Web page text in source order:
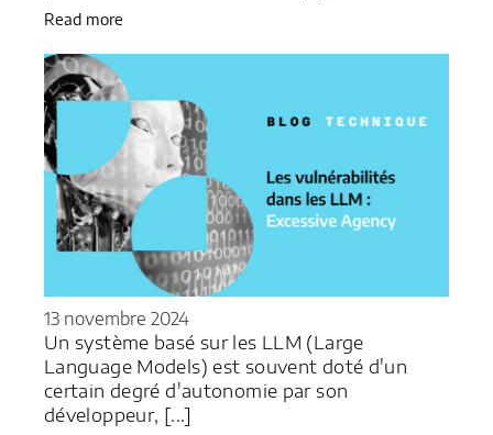
Read more
13 novembre 2024
Un système basé sur les LLM (Large
Language Models) est souvent doté d'un
certain degré d'autonomie par son
développeur, [...]